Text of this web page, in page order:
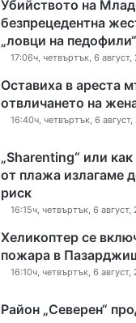
Убийството на
безпрецедентна
„ловци на педофили“
17:06ч, четвъртък, 6 август,
Оставиха в ареста
отвличането на
16:40ч, четвъртък, 6
„Sharenting“ или
от плажа излагаме
риск
16:15ч, четвъртък, 6 август,
Хеликоптер се
пожара в
16:10ч, четвъртък, 6 август,
Район „Северен“